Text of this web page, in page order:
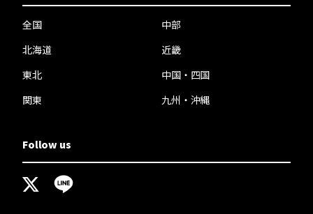
全国
北海道
東北
関東
中部
近畿
中国・四国
九州・沖縄
Follow us